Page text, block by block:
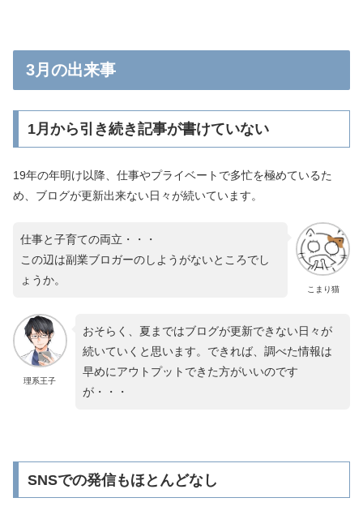
3月の出来事
1月から引き続き記事が書けていない
19年の年明け以降、仕事やプライベートで多忙を極めているた
め、ブログが更新出来ない日々が続いています。
こまり猫
仕事と子育ての両立・・・
この辺は副業ブロガーのしようがないところでし
ょうか。
理系王子
おそらく、夏まではブログが更新できない日々が
続いていくと思います。できれば、調べた情報は
早めにアウトプットできた方がいいのです
が・・・
SNSでの発信もほとんどなし